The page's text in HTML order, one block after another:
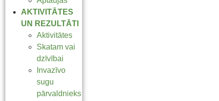
AKTIVITĀTES
UN REZULTĀTI
Aktivitātes
Skatam vai
dzīvībai
Invazīvo
sugu
pārvaldnieks